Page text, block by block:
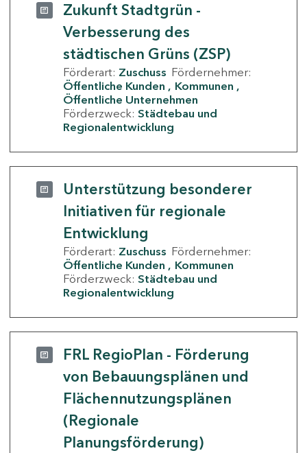
Zukunft Stadtgrün -
Verbesserung des
städtischen Grüns (ZSP)
Förderart: Zuschuss Fördernehmer:
Öffentliche Kunden
Kommunen
Öffentliche Unternehmen
Förderzweck: Städtebau und
Regionalentwicklung
Unterstützung besonderer
Initiativen für regionale
Entwicklung
Förderart: Zuschuss Fördernehmer:
Öffentliche Kunden
Kommunen
Förderzweck: Städtebau und
Regionalentwicklung
FRL RegioPlan - Förderung
von Bebauungsplänen und
Flächennutzungsplänen
(Regionale
Planungsförderung)